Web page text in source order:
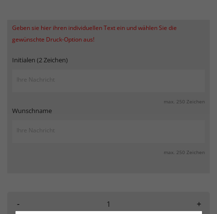
Geben sie hier ihren individuellen Text ein und wählen Sie die
gewünschte Druck-Option aus!
Initialen (2 Zeichen)
max. 250 Zeichen
Wunschname
max. 250 Zeichen
- +